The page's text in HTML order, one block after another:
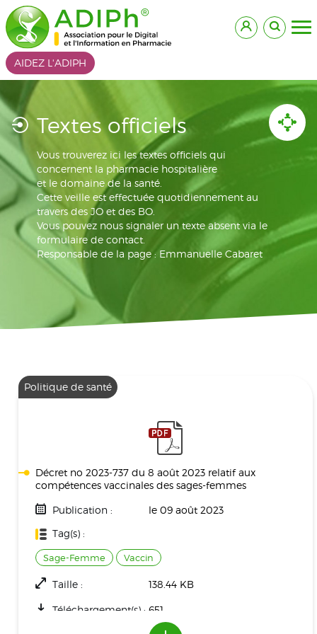
AIDEZ L'ADIPH
Textes officiels
Vous trouverez ici les textes officiels qui
concernent la pharmacie hospitalière
et le domaine de la santé.
Cette veille est effectuée quotidiennement au
travers des JO et des BO.
Vous pouvez nous signaler un texte absent via le
formulaire de contact.
Responsable de la page : Emmanuelle Cabaret
Politique de santé
Décret no 2023-737 du 8 août 2023 relatif aux
compétences vaccinales des sages-femmes
Publication :
le 09 août 2023
Tag(s) :
Sage-Femme Vaccin
Taille : 138.44 KB
Téléchargement(s) : 651